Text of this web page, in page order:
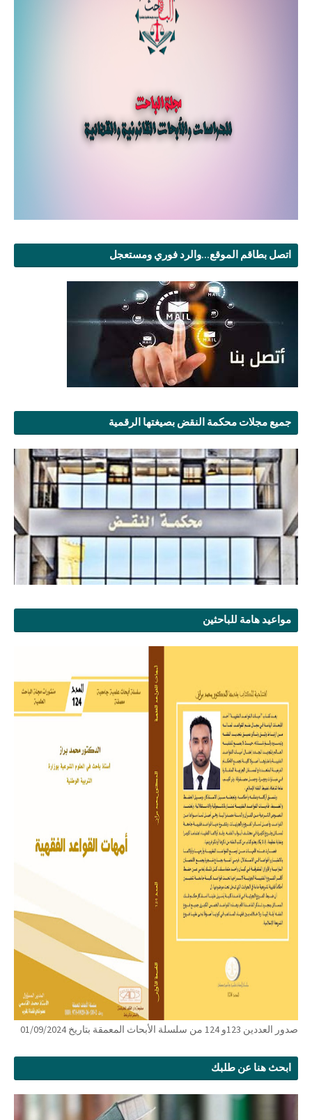
اتصل بطاقم الموقع...والرد فوري ومستعجل
جميع مجلات محكمة النقض بصيغتها الرقمية
مواعيد هامة للباحثين
صدور العددين 123و 124 من سلسلة الأبحاث المعمقة بتاريخ 01/09/2024
ابحث هنا عن طلبك